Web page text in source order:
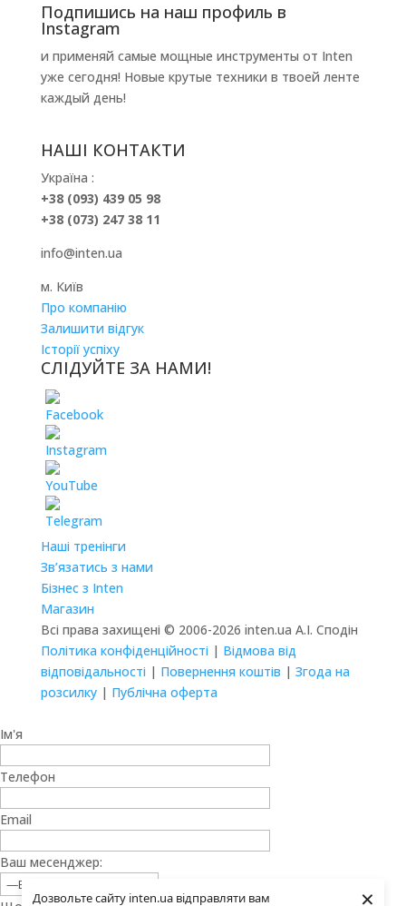
Дозвольте сайту inten.ua відправляти вам ×
Подпишись на наш профиль в
Instagram
и применяй самые мощные инструменты от Inten
уже сегодня! Новые крутые техники в твоей ленте
каждый день!
НАШІ КОНТАКТИ
Україна :
+38 (093) 439 05 98
+38 (073) 247 38 11
info@inten.ua
м. Київ
Про компанію
Залишити відгук
Історії успіху
СЛІДУЙТЕ ЗА НАМИ!
Наші тренінги
Зв’язатись з нами
Бізнес з Inten
Магазин
Всі права захищені © 2006-2026 inten.ua А.І. Сподін
Політика конфіденційності | Відмова від
відповідальності | Повернення коштів | Згода на
розсилку| Публічна оферта
Ім'я
Телефон
Email
Ваш месенджер: